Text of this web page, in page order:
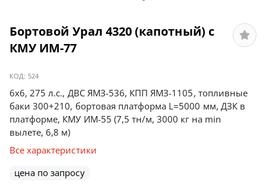
Бортовой Урал 4320 (капотный) с
КМУ ИМ-77
КОД: 524
6х6, 275 л.с., ДВС ЯМЗ-536, КПП ЯМЗ-1105, топливные
баки 300+210, бортовая платформа L=5000 мм, ДЗК в
платформе, КМУ ИМ-55 (7,5 тн/м, 3000 кг на min
вылете, 6,8 м)
Все характеристики
цена по запросу